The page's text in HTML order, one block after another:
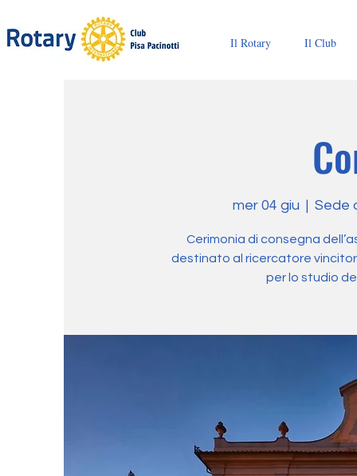
Il Rotary Il Club
mer 04 giu
  |
Sede
Cerimonia di consegna
destinato al ricercatore
per lo studio